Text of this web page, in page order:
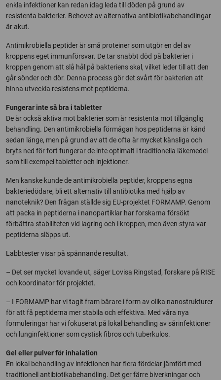
enkla infektioner kan redan idag leda till döden på grund av
resistenta bakterier. Behovet av alternativa antibiotikabehandlingar
är akut.
Antimikrobiella peptider är små proteiner som utgör en del av
kroppens eget immunförsvar. De tar snabbt död på bakterier i
kroppen genom att slå hål på bakteriens skal, vilket leder till att den
går sönder och dör. Denna process gör det svårt för bakterien att
hinna utveckla resistens mot peptiderna.
Fungerar inte så bra i tabletter
De är också aktiva mot bakterier som är resistenta mot tillgänglig
behandling. Den antimikrobiella förmågan hos peptiderna är känd
sedan länge, men på grund av att de ofta är mycket känsliga och
bryts ned för fort fungerar de inte optimalt i traditionella läkemedel
som till exempel tabletter och injektioner.
Men kanske kunde de antimikrobiella peptider, kroppens egna
bakteriedödare, bli ett alternativ till antibiotika med hjälp av
nanoteknik? Den frågan ställde sig EU-projektet FORMAMP. Genom
att packa in peptiderna i nanopartiklar har forskarna försökt
förbättra stabiliteten vid lagring och i kroppen, men även styra var
peptiderna släpps ut.
Labbtester visar på spännande resultat.
– Det ser mycket lovande ut, säger Lovisa Ringstad, forskare på RISE
och koordinator för projektet.
– I FORMAMP har vi tagit fram bärare i form av olika nanostrukturer
för att få peptiderna mer stabila och effektiva. Med våra nya
formuleringar har vi fokuserat på lokal behandling av sårinfektioner
och lunginfektioner som cystisk fibros och tuberkulos.
Gel eller pulver för inhalation
En lokal behandling av infektionen har flera fördelar jämfört med
traditionell antibiotikabehandling. Det ger färre biverkningar och